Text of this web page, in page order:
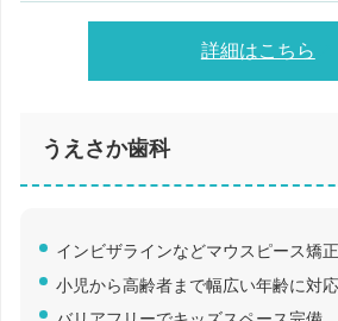
詳細はこちら
うえさか歯科
インビザラインなどマウスピース矯
小児から高齢者まで幅広い年齢に対応